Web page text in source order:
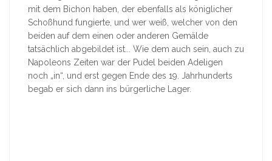
mit dem Bichon haben, der ebenfalls als königlicher
Schoßhund fungierte, und wer weiß, welcher von den
beiden auf dem einen oder anderen Gemälde
tatsächlich abgebildet ist... Wie dem auch sein, auch zu
Napoleons Zeiten war der Pudel beiden Adeligen
noch „in“, und erst gegen Ende des 19. Jahrhunderts
begab er sich dann ins bürgerliche Lager.